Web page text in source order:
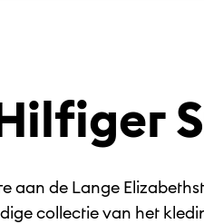
aan de Lange
collectie van het